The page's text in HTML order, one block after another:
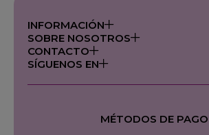
INFORMACIÓN
SOBRE NOSOTROS
CONTACTO
SÍGUENOS EN
MÉTODOS DE PAGO